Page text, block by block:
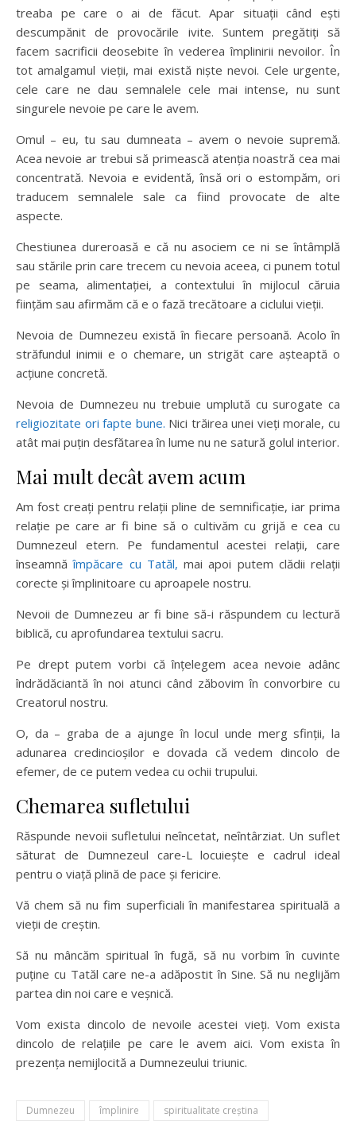
treaba pe care o ai de făcut. Apar situații când ești
descumpănit de provocările ivite. Suntem pregătiți să
facem sacrificii deosebite în vederea împlinirii nevoilor. În
tot amalgamul vieții, mai există niște nevoi. Cele urgente,
cele care ne dau semnalele cele mai intense, nu sunt
singurele nevoie pe care le avem.
Omul – eu, tu sau dumneata – avem o nevoie supremă.
Acea nevoie ar trebui să primească atenția noastră cea mai
concentrată. Nevoia e evidentă, însă ori o estompăm, ori
traducem semnalele sale ca fiind provocate de alte
aspecte.
Chestiunea dureroasă e că nu asociem ce ni se întâmplă
sau stările prin care trecem cu nevoia aceea, ci punem totul
pe seama, alimentației, a contextului în mijlocul căruia
ființăm sau afirmăm că e o fază trecătoare a ciclului vieții.
Nevoia de Dumnezeu există în fiecare persoană. Acolo în
străfundul inimii e o chemare, un strigăt care așteaptă o
acțiune concretă.
Nevoia de Dumnezeu nu trebuie umplută cu surogate ca
religiozitate ori fapte bune. Nici trăirea unei vieți morale, cu
atât mai puțin desfătarea în lume nu ne satură golul interior.
Mai mult decât avem acum
Am fost creați pentru relații pline de semnificație, iar prima
relație pe care ar fi bine să o cultivăm cu grijă e cea cu
Dumnezeul etern. Pe fundamentul acestei relații, care
înseamnăîmpăcare cu Tatăl, mai apoi putem clădii relații
corecte și împlinitoare cu aproapele nostru.
Nevoii de Dumnezeu ar fi bine să-i răspundem cu lectură
biblică, cu aprofundarea textului sacru.
Pe drept putem vorbi că înțelegem acea nevoie adânc
îndrădăciantă în noi atunci când zăbovim în convorbire cu
Creatorul nostru.
O, da – graba de a ajunge în locul unde merg sfinții, la
adunarea credincioșilor e dovada că vedem dincolo de
efemer, de ce putem vedea cu ochii trupului.
Chemarea sufletului
Răspunde nevoii sufletului neîncetat, neîntârziat. Un suflet
săturat de Dumnezeul care-L locuiește e cadrul ideal
pentru o viață plină de pace și fericire.
Vă chem să nu fim superficiali în manifestarea spirituală a
vieții de creștin.
Să nu mâncăm spiritual în fugă, să nu vorbim în cuvinte
puține cu Tatăl care ne-a adăpostit în Sine. Să nu neglijăm
partea din noi care e veșnică.
Vom exista dincolo de nevoile acestei vieți. Vom exista
dincolo de relațiile pe care le avem aici. Vom exista în
prezența nemijlocită a Dumnezeului triunic.
Dumnezeu împlinire spiritualitate creștina